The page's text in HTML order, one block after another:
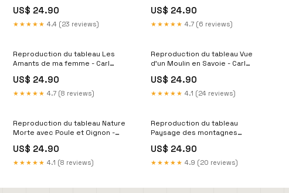
US$ 24.90
★★★★★ 4.4 (23 reviews)
US$ 24.90
★★★★★ 4.7 (6 reviews)
Reproduction du tableau Les
Amants de ma femme - Carl
US$ 24.90
★★★★★ 4.7 (8 reviews)
Reproduction du tableau Vue
d'un Moulin en Savoie - Carl
US$ 24.90
★★★★★ 4.1 (24 reviews)
Reproduction du tableau Nature
Morte avec Poule et Oignon -
US$ 24.90
★★★★★ 4.1 (8 reviews)
Reproduction du tableau
Paysage des montagnes
Brégence
US$ 24.90
★★★★★ 4.9 (20 reviews)